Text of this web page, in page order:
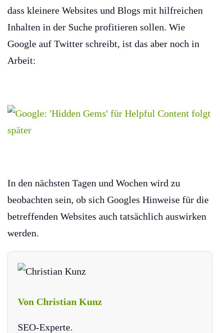
dass kleinere Websites und Blogs mit hilfreichen
Inhalten in der Suche profitieren sollen. Wie
Google auf Twitter schreibt, ist das aber noch in
Arbeit:
In den nächsten Tagen und Wochen wird zu
beobachten sein, ob sich Googles Hinweise für die
betreffenden Websites auch tatsächlich auswirken
werden.
Von Christian Kunz
SEO-Experte.